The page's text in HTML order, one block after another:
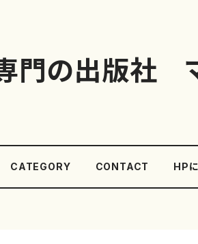
門の出版社
CATEGORY CONTACT HP